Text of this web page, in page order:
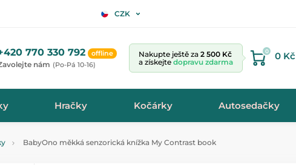
CZK
770 330 792 offline
nám (Po-Pá 10-16)
Nakupte ještě za 2 500 Kč
a získejte dopravu zdarma
0 0 Kč
Hračky Kočárky Autosedačky
BabyOno měkká senzorická knížka My Contrast book